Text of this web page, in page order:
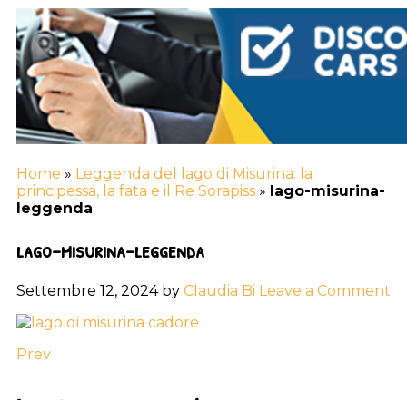
Home » Leggenda del lago di Misurina: la
principessa, la fata e il Re Sorapiss » lago-misurina-
leggenda
lago-misurina-leggenda
Settembre 12, 2024by Claudia Bi Leave a Comment
Prev